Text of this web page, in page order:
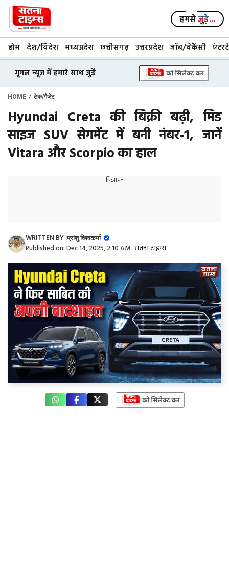
Skip
content
हमसेजुड़े...
होम देश/विदेश मध्यप्रदेश छत्तीसगढ़ उत्तरप्रदेश जॉब/वेकैंसी
गूगल न्यूज़ में हमारे साथ जुड़ें
HOME / टेक/गैजेट
Hyundai Creta की बिक्री बढ़ी, मिड
साइज SUV सेगमेंट में बनी नंबर-1, जानें
Vitara और Scorpio का हाल
विज्ञापन
WRITTEN BY :प्रांशु विश्वकर्मा
Published on:Dec 14, 2025, 2:10 AM सतना टाइम्स